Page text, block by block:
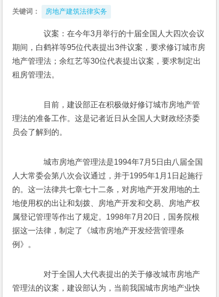
关键词： 房地产建筑法律实务
议案：在今年3月举行的十届全国人大四次会议
期间，白鹤祥等95位代表提出3件议案，要求修订城市房
地产管理法；余红艺等30位代表提出议案，要求制定出
租房管理法。
目前，建设部正在积极做好修订城市房地产管
理法的准备工作。这是记者近日从全国人大财政经济委
员会了解到的。
城市房地产管理法是1994年7月5日由八届全国
人大常委会第八次会议通过，并于1995年1月1日起施行
的。这一法律共七章七十二条，对房地产开发用地的土
地使用权的出让和划拨、房地产开发和交易、房地产权
属登记管理等作出了规定。1998年7月20日，国务院根
据这一法律，制定了《城市房地产开发经营管理条
例》。
对于全国人大代表提出的关于修改城市房地产
管理法的议案，建设部认为，当前我国城市房地产业快